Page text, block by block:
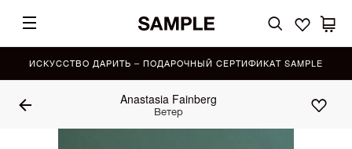
ИСКУССТВО ДАРИТЬ – ПОДАРОЧНЫЙ СЕРТИФИКАТ SAMPLE
Anastasia Fainberg
Ветер